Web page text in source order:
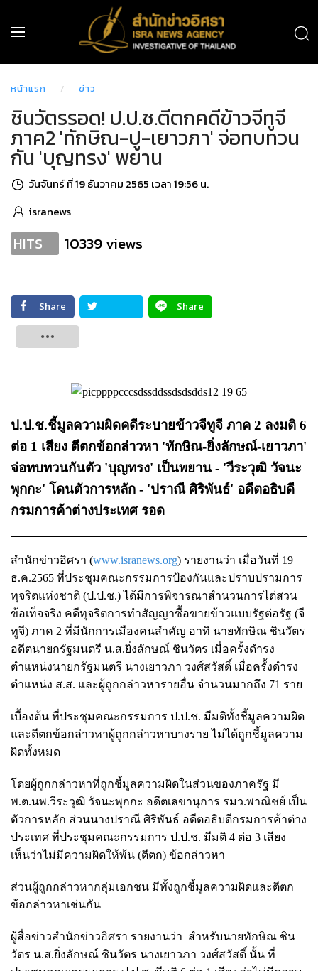
หน้าแรก ข่าว
ชินวัตรรอด! ป.ป.ช.ตีตกคดีข้าวจีทูจี
ภาค2 'ทักษิณ-ปู-เยาวภา' จ่อทบทวน
กัน 'บุญทรง' พยาน
วันจันทร์ ที่ 19 ธันวาคม 2565 เวลา 19:56 น.
isranews
HITS 10339 views
Share
Share
ป.ป.ช.ชี้มูลความผิดคดีระบายข้าวจีทูจี ภาค 2 ลงมติ 6
ต่อ 1 เสียง ตีตกข้อกล่าวหา 'ทักษิณ-ยิ่งลักษณ์-เยาวภา'
จ่อทบทวนกันตัว 'บุญทรง' เป็นพยาน - 'วีระวุฒิ วัจนะ
พุกกะ' โดนตัวการหลัก - 'ปราณี ศิริพันธ์' อดีตอธิบดี
กรมการค้าต่างประเทศ รอด
สำนักข่าวอิศรา (www.isranews.org) รายงานว่า เมื่อวันที่ 19
ธ.ค.2565 ที่ประชุมคณะกรรมการป้องกันและปราบปรามการ
ทุจริตแห่งชาติ (ป.ป.ช.) ได้มีการพิจารณาสำนวนการไต่สวน
ข้อเท็จจริง คดีทุจริตการทำสัญญาซื้อขายข้าวแบบรัฐต่อรัฐ (จี
ทูจี) ภาค 2 ที่มีนักการเมืองคนสำคัญ อาทิ นายทักษิณ ชินวัตร
อดีตนายกรัฐมนตรี น.ส.ยิ่งลักษณ์ ชินวัตร เมื่อครั้งดำรง
ตำแหน่งนายกรัฐมนตรี นางเยาวภา วงศ์สวัสดิ์ เมื่อครั้งดำรง
ตำแหน่ง ส.ส. และผู้ถูกกล่าวหารายอื่น จำนวนมากถึง 71 ราย
เบื้องต้น ที่ประชุมคณะกรรมการ ป.ป.ช. มีมติทั้งชี้มูลความผิด
และตีตกข้อกล่าวหาผู้ถูกกล่าวหาบางราย ไม่ได้ถูกชี้มูลความ
ผิดทั้งหมด
โดยผู้ถูกกล่าวหาที่ถูกชี้มูลความผิดในส่วนของภาครัฐ มี
พ.ต.นพ.วีระวุฒิ วัจนะพุกกะ อดีตเลขานุการ รมว.พาณิชย์ เป็น
ตัวการหลัก ส่วนนางปราณี ศิริพันธ์ อดีตอธิบดีกรมการค้าต่าง
ประเทศ ที่ประชุมคณะกรรมการ ป.ป.ช. มีมติ 4 ต่อ 3 เสียง
เห็นว่าไม่มีความผิดให้พ้น (ตีตก) ข้อกล่าวหา
ส่วนผู้ถูกกล่าวหากลุ่มเอกชน มีทั้งถูกชี้มูลความผิดและตีตก
ข้อกล่าวหาเช่นกัน
ผู้สื่อข่าวสำนักข่าวอิศรา รายงานว่า สำหรับนายทักษิณ ชิน
วัตร น.ส.ยิ่งลักษณ์ ชินวัตร นางเยาวภา วงศ์สวัสดิ์ นั้น ที่